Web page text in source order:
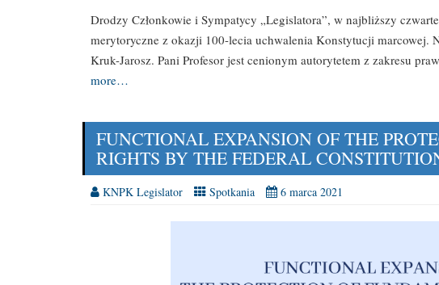
Drodzy Członkowie i Sympatycy „Legislatora”, w najbliższy
merytoryczne z okazji 100-lecia uchwalenia Konstytucji marcowej.
Kruk-Jarosz. Pani Profesor jest cenionym autorytetem z zakresu
more…
FUNCTIONAL EXPANSION OF THE
RIGHTS BY THE FEDERAL
KNPK Legislator Spotkania 6 marca 2021